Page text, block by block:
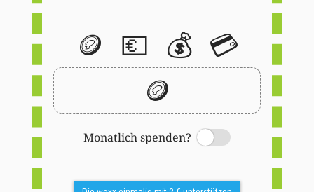
🪙 💶 💰 💳
🪙
Monatlich spenden?
Switch